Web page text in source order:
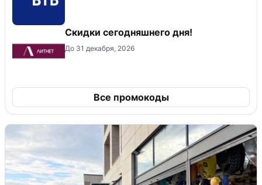
Скидки сегодняшнего дня!
До 31 декабря, 2026
Все промокоды